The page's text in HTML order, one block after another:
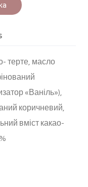
терте, масло
«Ваніль»),
коричневий,
вміст какао-